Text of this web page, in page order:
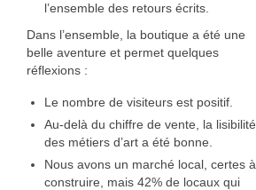
l’ensemble des retours écrits.
Dans l’ensemble, la boutique a été une
belle aventure et permet quelques
réflexions :
Le nombre de visiteurs est positif.
Au-delà du chiffre de vente, la lisibilité
des métiers d’art a été bonne.
Nous avons un marché local, certes à
construire, mais 42% de locaux qui